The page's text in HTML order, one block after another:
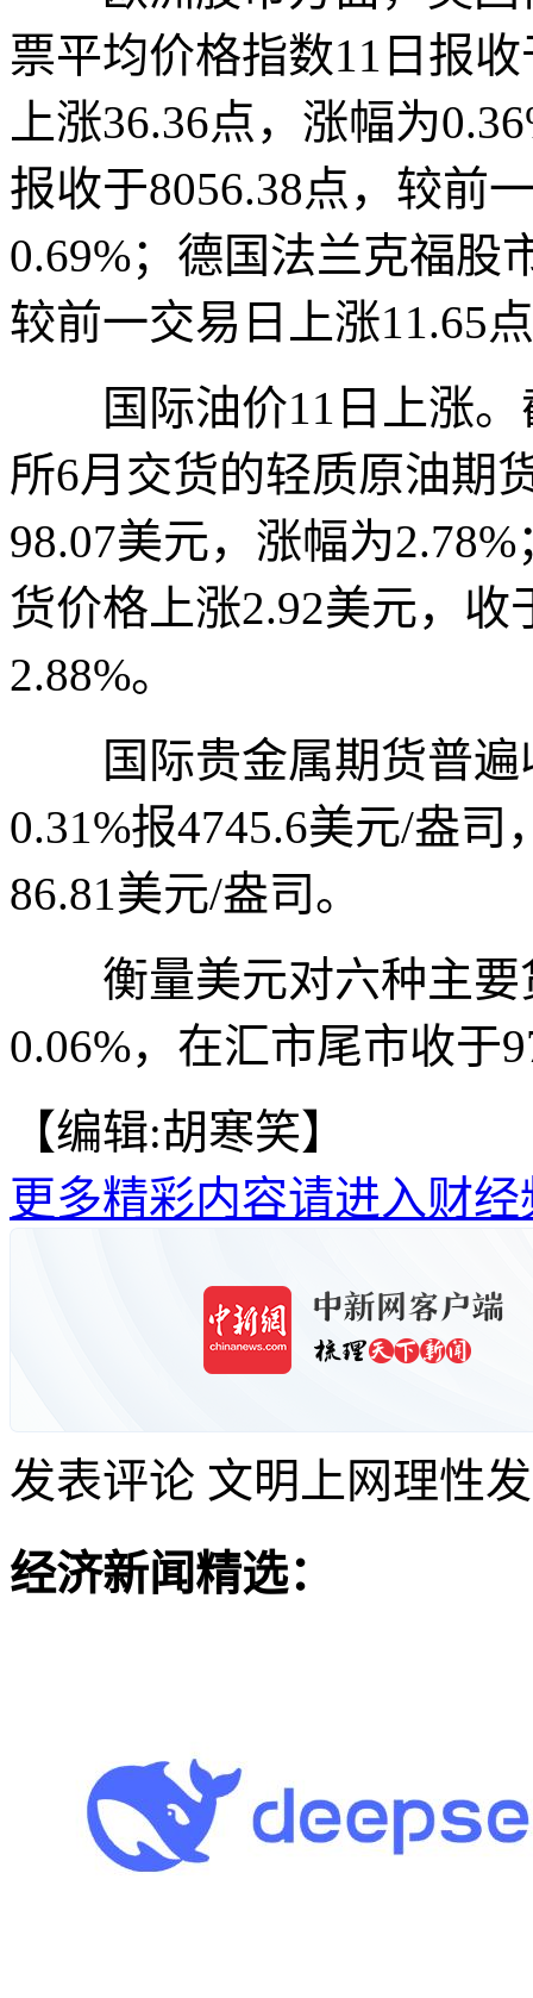
票平均价格指数11日报
上涨36.36点，涨幅为
报收于8056.38点，较前
0.69%；德国法兰克福股
较前一交易日上涨11.65
国际油价11日上涨。
所6月交货的轻质原油期
98.07美元，涨幅为
货价格上涨2.92美元，收
2.88%。
国际贵金属期货普遍
0.31%报4745.6美元/盎
86.81美元/盎司。
衡量美元对六种主要
0.06%，在汇市尾市收于
【编辑:胡寒笑】
更多精彩内容请进入财经
发表评论 文明上网理性
经济新闻精选：